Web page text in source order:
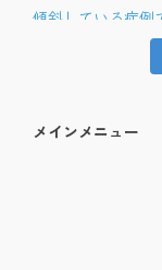
メインメニュー